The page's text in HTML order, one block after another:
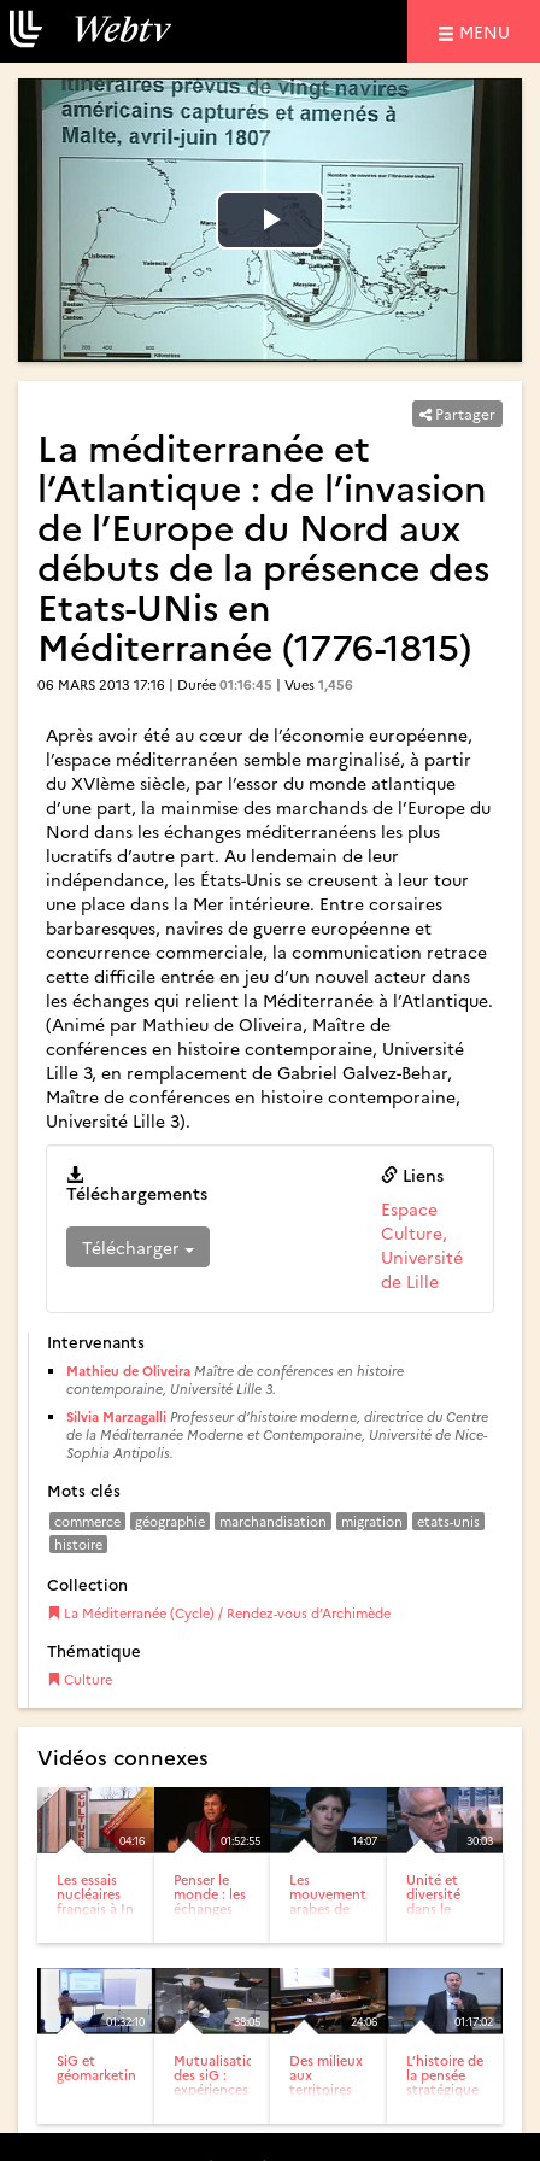
MENU
Lire
la
vidéo
Lire
la
vidéo
Partager
La méditerranée et
l’Atlantique : de l’invasion
de l’Europe du Nord aux
débuts de la présence des
Etats-UNis en
Méditerranée (1776-1815)
06 MARS 2013 17:16 | Durée 01:16:45 | Vues 1,456
Après avoir été au cœur de l’économie européenne,
l’espace méditerranéen semble marginalisé, à partir
du XVIème siècle, par l’essor du monde atlantique
d’une part, la mainmise des marchands de l’Europe du
Nord dans les échanges méditerranéens les plus
lucratifs d’autre part. Au lendemain de leur
indépendance, les États-Unis se creusent à leur tour
une place dans la Mer intérieure. Entre corsaires
barbaresques, navires de guerre européenne et
concurrence commerciale, la communication retrace
cette difficile entrée en jeu d’un nouvel acteur dans
les échanges qui relient la Méditerranée à l’Atlantique.
(Animé par Mathieu de Oliveira, Maître de
conférences en histoire contemporaine, Université
Lille 3, en remplacement de Gabriel Galvez-Behar,
Maître de conférences en histoire contemporaine,
Université Lille 3).
Téléchargements
Télécharger
Liens
Espace
Culture,
Université
de Lille
Intervenants
Mathieu de Oliveira Maître de conférences en histoire
contemporaine, Université Lille 3.
Silvia Marzagalli Professeur d’histoire moderne, directrice du Centre
de la Méditerranée Moderne et Contemporaine, Université de Nice-
Sophia Antipolis.
Mots clés
commerce géographie marchandisation migration
etats-unis
histoire
Collection
La Méditerranée (Cycle) / Rendez-vous d’Archimède
Thématique
Culture
Vidéos connexes
04:16
Les essais
nucléaires
français à In
01:52:55
Penser le
monde : les
échanges
14:07
Les
mouvements
arabes de
Ouverture...
30:03
Unité et
diversité
dans le
partie]
01:32:10
SiG et
géomarketing
38:05
Mutualisation
des siG :
expériences
24:06
Des milieux
aux
territoires
01:17:02
L’histoire de
la pensée
stratégique